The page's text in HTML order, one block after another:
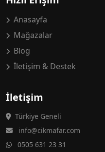
Anasayfa
Mağazalar
Blog
İletişim & Destek
İletişim
Türkiye Geneli
info@cikmafar.com
0505 631 23 31